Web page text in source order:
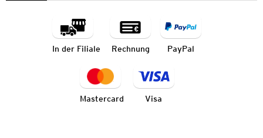
In der Filiale Rechnung PayPal
Mastercard Visa